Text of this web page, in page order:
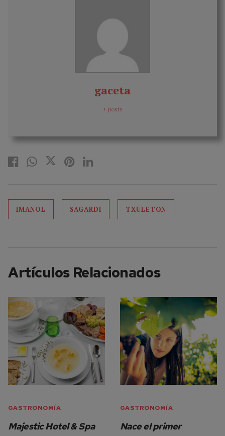
gaceta
+ posts
IMANOL SAGARDI TXULETON
Artículos Relacionados
GASTRONOMÍA
Majestic Hotel & Spa
GASTRONOMÍA
Nace el primer